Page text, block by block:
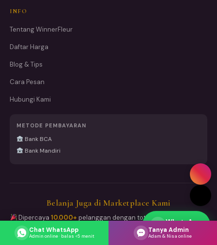
INFO
Tentang WinnerFleur
Daftar Harga
Blog & Tips
Cara Pesan
Hubungi Kami
METODE PEMBAYARAN
Bank BCA
Bank Mandiri
Belanja Juga di Marketplace Kami
Dipercaya10.000+ pelanggan dengan total15.000+ pesanan
WhatsApp
Respons cepat
Chat WhatsApp
Admin online · balas <5 menit
Tanya Admin
Adam & Nisa online